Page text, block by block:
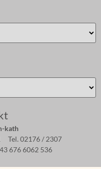
kath
Tel. 02176 / 2307
676 6062 536